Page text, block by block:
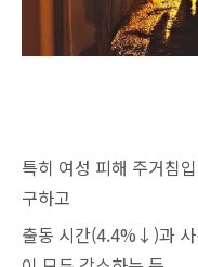
특히 여성 피해 주거침
구하고
출동 시간(4.4%↓)과